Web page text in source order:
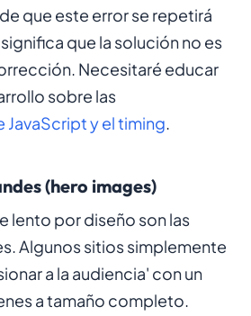
que este error se repetirá
que la solución no es
Necesitaré educar
sobre las
y el timing.
(hero images)
lento por diseño son las
Algunos sitios simplemente
a la audiencia' con un
a tamaño completo.